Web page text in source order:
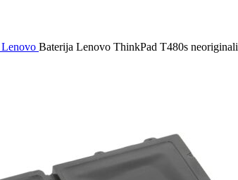
Lenovo Baterija Lenovo ThinkPad T480s neoriginali